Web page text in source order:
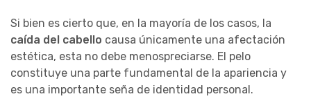
Si bien es cierto que, en la mayoría de los casos, la
caída del cabello causa únicamente una afectación
estética, esta no debe menospreciarse. El pelo
constituye una parte fundamental de la apariencia y
es una importante seña de identidad personal.